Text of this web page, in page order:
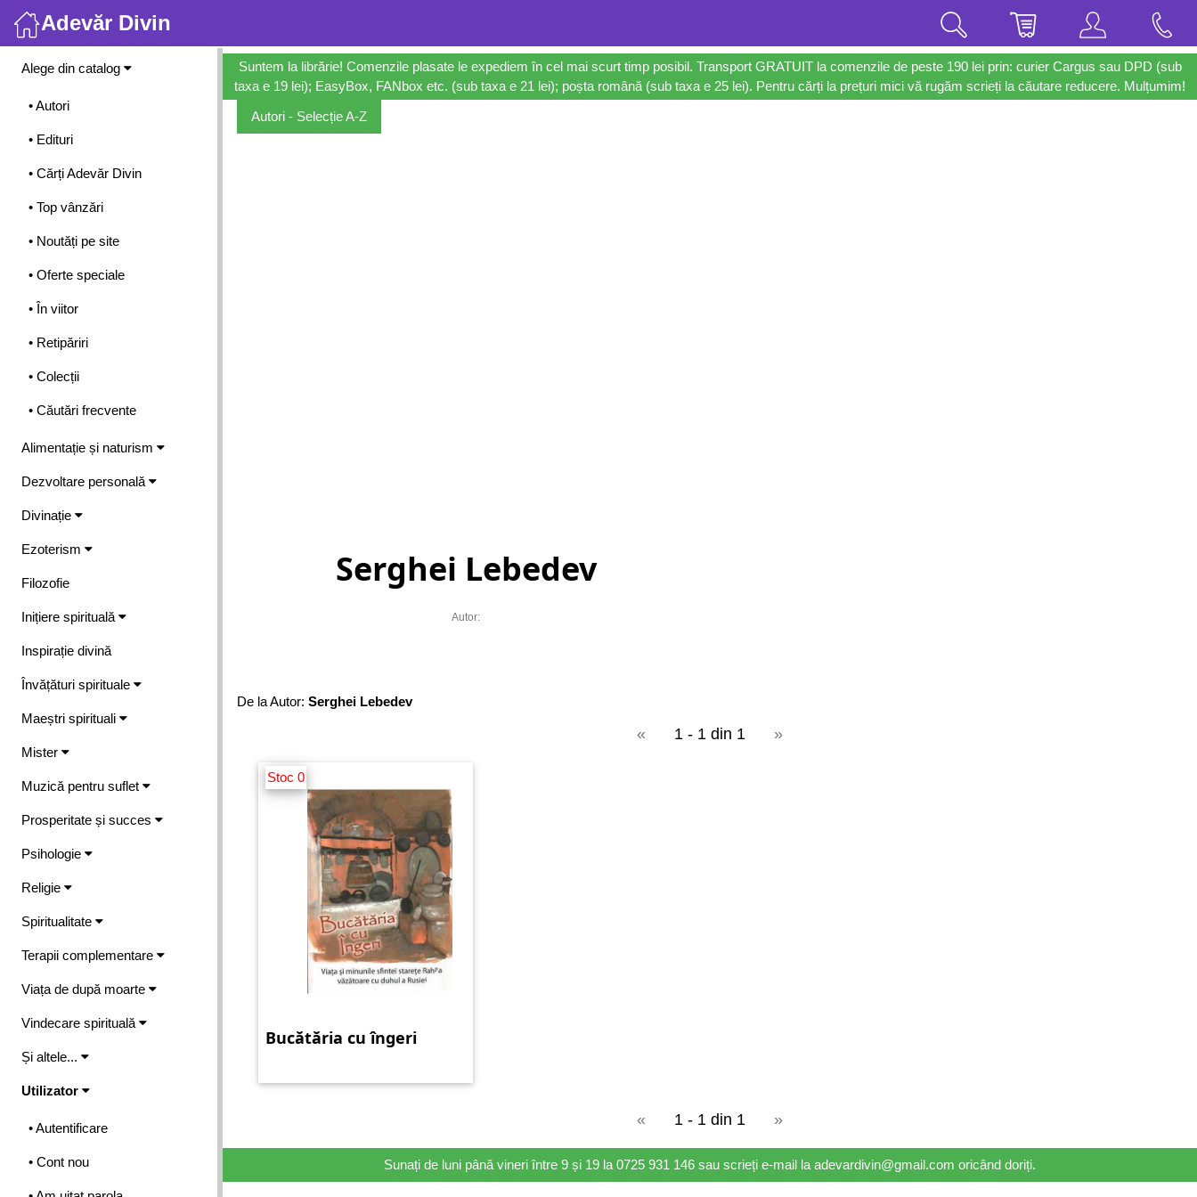
Adevăr Divin
Meniu
Alege din catalog
• Autori
• Edituri
• Cărți Adevăr Divin
• Top vânzări
• Noutăți pe site
• Oferte speciale
• În viitor
• Retipăriri
• Colecții
• Căutări frecvente
Alimentație și naturism
Dezvoltare personală
Divinație
Ezoterism
Filozofie
Inițiere spirituală
Inspirație divină
Învățături spirituale
Maeștri spirituali
Mister
Muzică pentru suflet
Prosperitate și succes
Psihologie
Religie
Spiritualitate
Terapii complementare
Viața de după moarte
Vindecare spirituală
Și altele...
Utilizator
• Autentificare
• Cont nou
Suntem la librărie! Comenzile plasate le expediem în cel mai scurt timp posibil. Transport GRATUIT la comenzile de peste 190 lei prin: curier Cargus sau DPD (sub
taxa e 19 lei); EasyBox, FANbox etc. (sub taxa e 21 lei); poșta română (sub taxa e 25 lei). Pentru cărți la prețuri mici vă rugăm scrieți la căutare reducere. Mulțumim!
Autori - Selecție A-Z
Serghei Lebedev
Autor:
De la Autor: Serghei Lebedev
« 1 - 1 din 1 »
Stoc 0
Bucătăria cu îngeri
« 1 - 1 din 1 »
Sunați de luni până vineri între 9 și 19 la 0725 931 146 sau scrieți e-mail la adevardivin@gmail.com oricând doriți.